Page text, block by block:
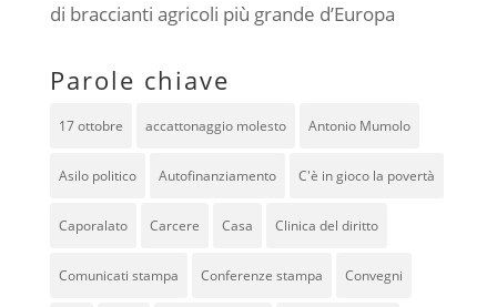
di braccianti agricoli più grande d’Europa
Parole chiave
17 ottobre accattonaggio molesto Antonio Mumolo
Asilo politico Autofinanziamento C'è in gioco la povertà
Caporalato Carcere Casa Clinica del diritto
Comunicati stampa Conferenze stampa Convegni